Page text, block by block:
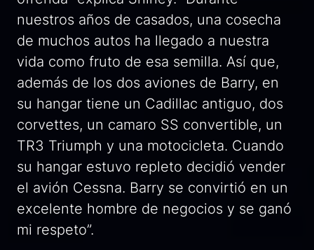
nuestros años de casados, una cosecha
de muchos autos ha llegado a nuestra
vida como fruto de esa semilla. Así que,
además de los dos aviones de Barry, en
su hangar tiene un Cadillac antiguo, dos
corvettes, un camaro SS convertible, un
TR3 Triumph y una motocicleta. Cuando
su hangar estuvo repleto decidió vender
el avión Cessna. Barry se convirtió en un
excelente hombre de negocios y se ganó
mi respeto”.